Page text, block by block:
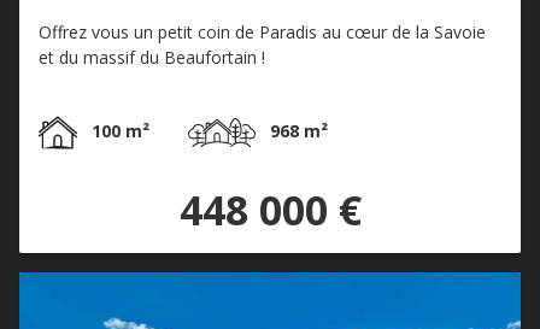
Offrez vous un petit coin de Paradis au cœur de la Savoie
et du massif du Beaufortain !
100 m² 968 m²
448 000 €